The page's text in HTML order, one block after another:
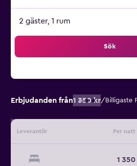
2 gäster, 1 rum
Sök
Erbjudanden från1 350 kr/ Billigaste
Leverantör Per
1